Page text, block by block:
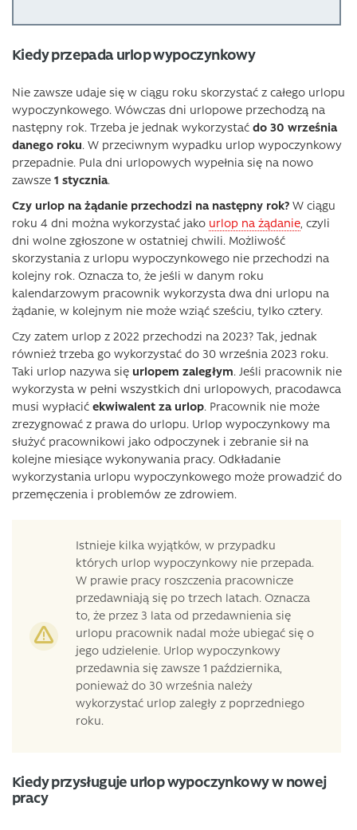
Kiedy przepada urlop wypoczynkowy
Nie zawsze udaje się w ciągu roku skorzystać z całego urlopu
wypoczynkowego. Wówczas dni urlopowe przechodzą na
następny rok. Trzeba je jednak wykorzystać do 30 września
danego roku. W przeciwnym wypadku urlop wypoczynkowy
przepadnie. Pula dni urlopowych wypełnia się na nowo
zawsze 1 stycznia.
Czy urlop na żądanie przechodzi na następny rok? W ciągu
roku 4 dni można wykorzystać jako urlop na żądanie , czyli
dni wolne zgłoszone w ostatniej chwili. Możliwość
skorzystania z urlopu wypoczynkowego nie przechodzi na
kolejny rok. Oznacza to, że jeśli w danym roku
kalendarzowym pracownik wykorzysta dwa dni urlopu na
żądanie, w kolejnym nie może wziąć sześciu, tylko cztery.
Czy zatem urlop z 2022 przechodzi na 2023? Tak, jednak
również trzeba go wykorzystać do 30 września 2023 roku.
Taki urlop nazywa się urlopem zaległym. Jeśli pracownik nie
wykorzysta w pełni wszystkich dni urlopowych, pracodawca
musi wypłacić ekwiwalent za urlop. Pracownik nie może
zrezygnować z prawa do urlopu. Urlop wypoczynkowy ma
służyć pracownikowi jako odpoczynek i zebranie sił na
kolejne miesiące wykonywania pracy. Odkładanie
wykorzystania urlopu wypoczynkowego może prowadzić do
przemęczenia i problemów ze zdrowiem.
Istnieje kilka wyjątków, w przypadku
których urlop wypoczynkowy nie przepada.
W prawie pracy roszczenia pracownicze
przedawniają się po trzech latach. Oznacza
to, że przez 3 lata od przedawnienia się
urlopu pracownik nadal może ubiegać się o
jego udzielenie. Urlop wypoczynkowy
przedawnia się zawsze 1 października,
ponieważ do 30 września należy
wykorzystać urlop zaległy z poprzedniego
roku.
Kiedy przysługuje urlop wypoczynkowy w nowej
pracy